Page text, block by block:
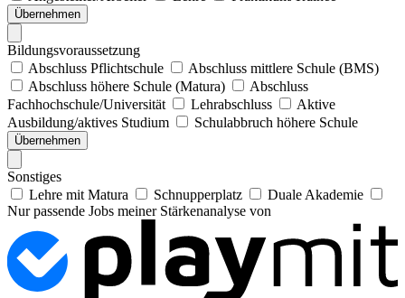
Übernehmen
Bildungsvoraussetzung
Abschluss Pflichtschule
Abschluss mittlere Schule (BMS)
Abschluss höhere Schule (Matura)
Abschluss
Fachhochschule/Universität
Lehrabschluss
Aktive
Ausbildung/aktives Studium
Schulabbruch höhere Schule
Übernehmen
Sonstiges
Lehre mit Matura
Schnupperplatz
Duale Akademie
Nur passende Jobs meiner Stärkenanalyse von